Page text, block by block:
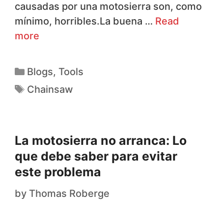
causadas por una motosierra son, como
mínimo, horribles.La buena … Read
more
Blogs, Tools
Chainsaw
La motosierra no arranca: Lo
que debe saber para evitar
este problema
by Thomas Roberge